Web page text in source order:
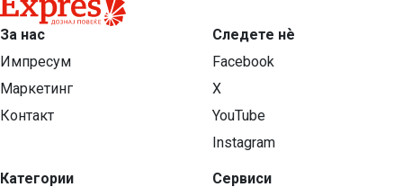
За нас
Импресум
Маркетинг
Контакт
Категории
Следете нѐ
Facebook
X
YouTube
Instagram
Сервиси